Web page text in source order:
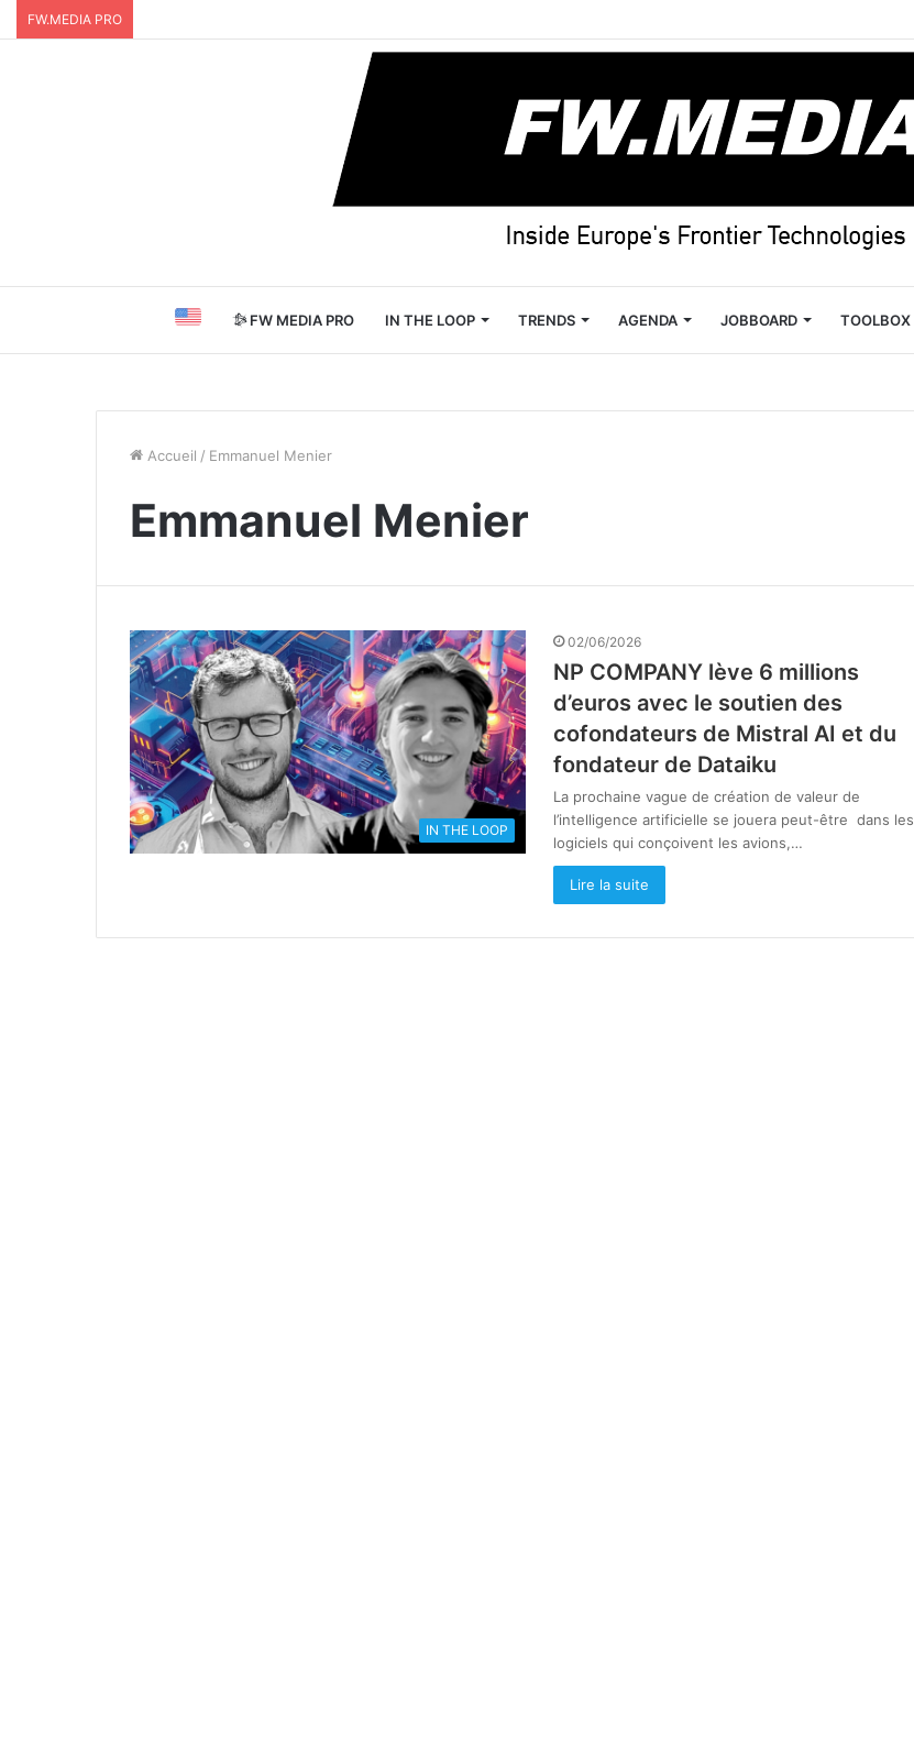
FW.MEDIA PRO
FW MEDIA PRO IN THE LOOP TRENDS AGENDA JOBBOARD TOOLBOX
Accueil / Emmanuel Menier
Emmanuel Menier
IN THE LOOP
02/06/2026
NP COMPANY lève 6 millions
d’euros avec le soutien des
cofondateurs de Mistral AI et du
fondateur de Dataiku
La prochaine vague de création de valeur de
l’intelligence artificielle se jouera peut-être dans les
logiciels qui conçoivent les avions,…
Lire la suite